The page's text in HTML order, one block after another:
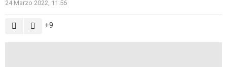
24 Marzo 2022, 11:56
9